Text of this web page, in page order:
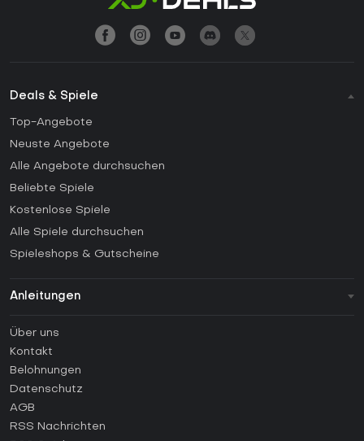
Deals & Spiele
Top-Angebote
Neuste Angebote
Alle Angebote durchsuchen
Beliebte Spiele
Kostenlose Spiele
Alle Spiele durchsuchen
Spieleshops & Gutscheine
Anleitungen
Anleitungen
Wie aktiviert man einen Steam CD Key?
Wie aktiviert man einen Epic Games CD Key?
Wie aktiviert man einen GOG CD Key?
Wie aktiviert man einen Ubisoft Connect CD Key?
Über uns
Kontakt
Belohnungen
Datenschutz
AGB
RSS Nachrichten